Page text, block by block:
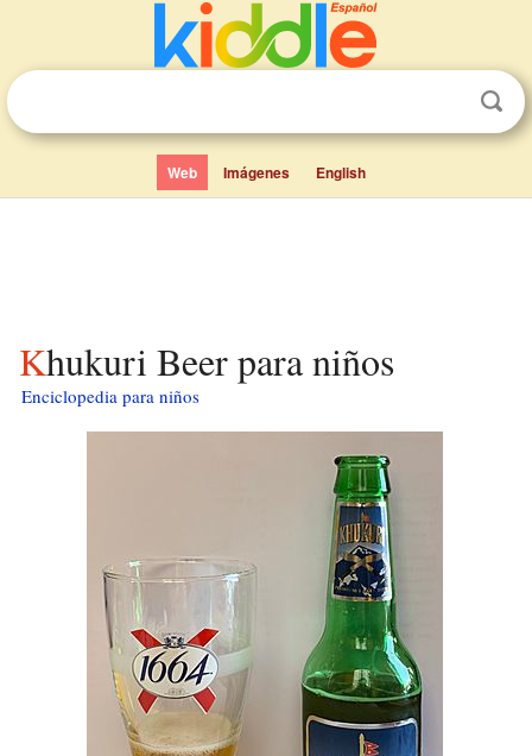
Web Imágenes English
Khukuri Beer para niños
Enciclopedia para niños